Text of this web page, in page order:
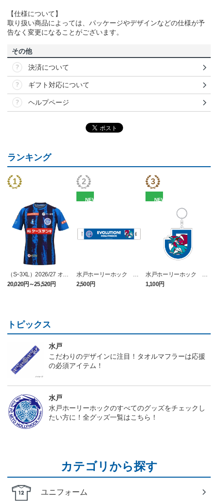
【仕様について】
取り扱い商品によっては、パッケージやデザインなどの仕様が予
告なく変更になることがございます。
その他
決済について
ギフト対応について
ヘルプページ
ランキング
（Sｰ3XL）2026/27 オー
センティックユニフォー
ム FP 1st
20,020円～25,520円
NEW
水戸ホーリーホック ボ
ーマンダ タオルマフラー
2,500円
NEW
水戸ホーリーホック ボ
ーマンダ キーホルダー
1,100円
トピックス
水戸
こだわりのデザインに注目！タオルマフラーは応援
の必須アイテム！
水戸
水戸ホーリーホックのすべてのグッズをチェックし
たい方に！全グッズ一覧はこちら！
カテゴリから探す
ユニフォーム